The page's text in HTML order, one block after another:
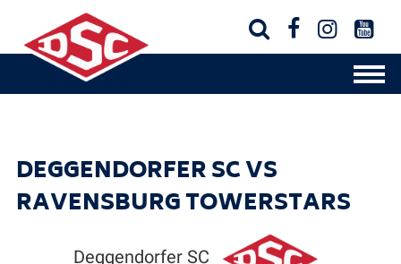
   
DEGGENDORFER SC VS
RAVENSBURG TOWERSTARS
Deggendorfer SC